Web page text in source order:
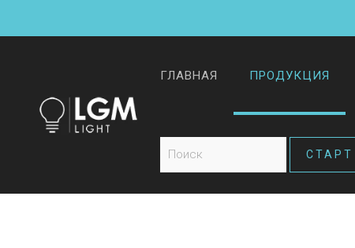
ГЛАВНАЯ ПРОДУКЦИЯ